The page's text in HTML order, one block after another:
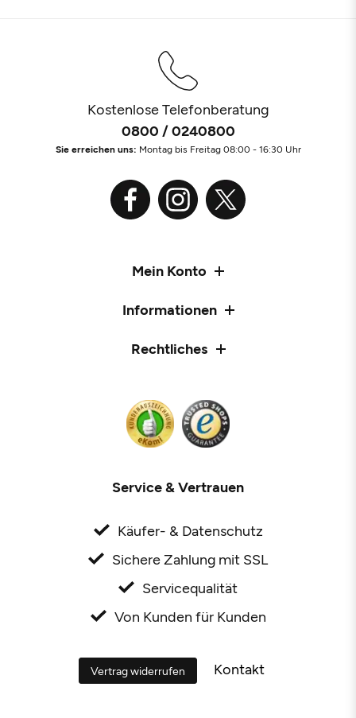
Kostenlose Telefonberatung
0800 / 0240800
Sie erreichen uns: Montag bis Freitag 08:00 - 16:30 Uhr
Mein Konto
Informationen
Rechtliches
Service & Vertrauen
Käufer- & Datenschutz
Sichere Zahlung mit SSL
Servicequalität
Von Kunden für Kunden
Vertrag widerrufen Kontakt